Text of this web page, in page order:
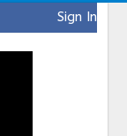
Sign In